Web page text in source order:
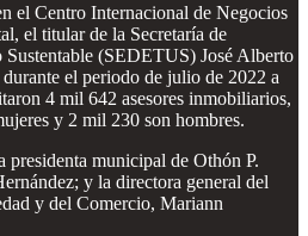
el Centro Internacional de Negocios
el titular de la Secretaría de
(SEDETUS) José Alberto
el periodo de julio de 2022 a
4 mil 642 asesores inmobiliarios,
y 2 mil 230 son hombres.
presidenta municipal de Othón P.
y la directora general del
y del Comercio, Mariann